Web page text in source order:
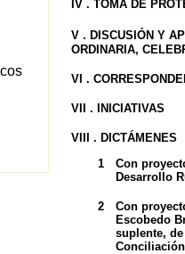
IV . TOMA DE
V . DISCUSIÓN Y
ORDINARIA,
VI .
VII . INICIATIVAS
VIII . DICTÁMENES
1
Con
Desarrollo
2
Con
Escobedo
suplente,